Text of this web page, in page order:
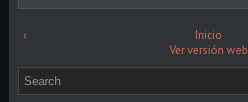
‹
Inicio
Ver versión web